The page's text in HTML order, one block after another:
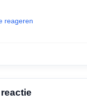
reageren